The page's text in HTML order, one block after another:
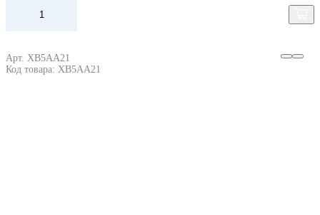
Арт. XB5AA21
Код товара: XB5AA21